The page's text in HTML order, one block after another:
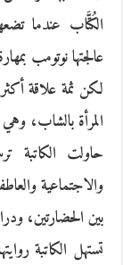
الكُتَّاب عندما
عالجتها نوتومب
لكن ثمة علاقة
المرأة بالشاب،
حاولت الكاتبة
والاجتماعية
بين الحضارتين،
تستهل الكاتبة